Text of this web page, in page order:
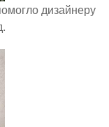
дизайнеру